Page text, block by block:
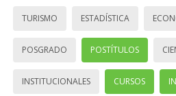
TURISMO ESTADÍSTICA
POSGRADO POSTÍTULOS
INSTITUCIONALES CURSOS